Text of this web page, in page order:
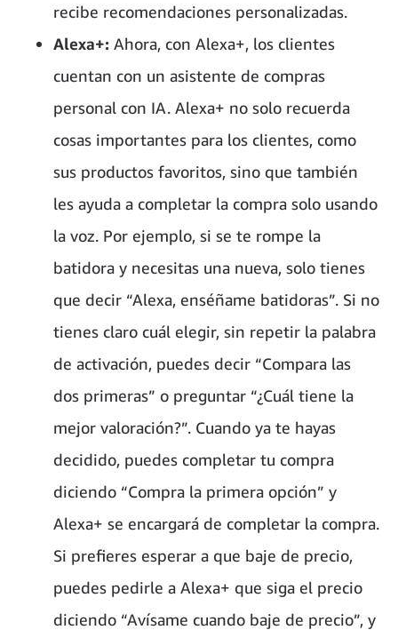
recibe recomendaciones personalizadas.
Alexa+: Ahora, con Alexa+, los clientes
cuentan con un asistente de compras
personal con IA. Alexa+ no solo recuerda
cosas importantes para los clientes, como
sus productos favoritos, sino que también
les ayuda a completar la compra solo usando
la voz. Por ejemplo, si se te rompe la
batidora y necesitas una nueva, solo tienes
que decir “Alexa, enséñame batidoras”. Si no
tienes claro cuál elegir, sin repetir la palabra
de activación, puedes decir “Compara las
dos primeras” o preguntar “¿Cuál tiene la
mejor valoración?”. Cuando ya te hayas
decidido, puedes completar tu compra
diciendo “Compra la primera opción” y
Alexa+ se encargará de completar la compra.
Si prefieres esperar a que baje de precio,
puedes pedirle a Alexa+ que siga el precio
diciendo “Avísame cuando baje de precio”, y